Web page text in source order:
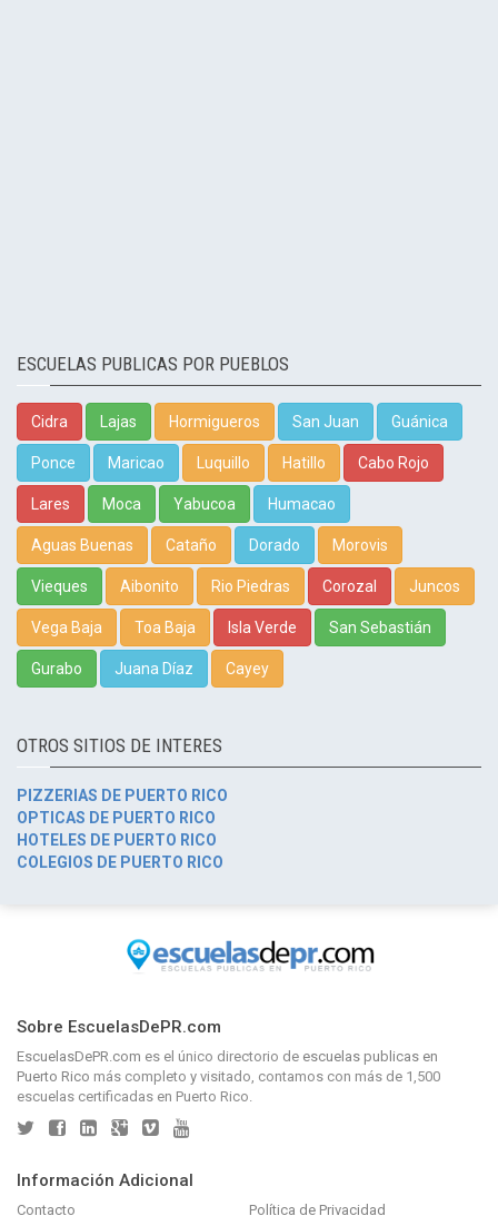
ESCUELAS PUBLICAS POR PUEBLOS
Cidra Lajas Hormigueros San Juan Guánica
Ponce Maricao Luquillo Hatillo Cabo Rojo
Lares Moca Yabucoa Humacao
Aguas Buenas Cataño Dorado Morovis
Vieques Aibonito Rio Piedras Corozal Juncos
Vega Baja Toa Baja Isla Verde San Sebastián
Gurabo Juana Díaz Cayey
OTROS SITIOS DE INTERES
PIZZERIAS DE PUERTO RICO
OPTICAS DE PUERTO RICO
HOTELES DE PUERTO RICO
COLEGIOS DE PUERTO RICO
Sobre EscuelasDePR.com
EscuelasDePR.com es el único directorio de escuelas publicas en
Puerto Rico más completo y visitado, contamos con más de 1,500
escuelas certificadas en Puerto Rico.
Información Adicional
Contacto Política de Privacidad